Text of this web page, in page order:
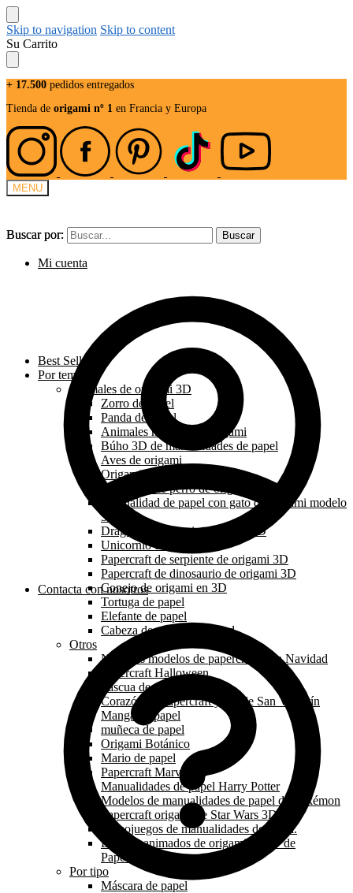
Skip to navigation Skip to content
Su Carrito
+ 17.500 pedidos entregados
Tienda de origami nº 1 en Francia y Europa
MENU
Buscar por: Buscar
Mi cuenta
Contacta con nosotros
Buscar por: Buscar
Best Sellers
Por tema
Animales de origami 3D
Zorro de papel
Panda de papel
Animales marinos de origami
Búho 3D de manualidades de papel
Aves de origami
Origami león papercraft 3D
Papercraft de perro de origami 3D
Manualidad de papel con gato de origami modelo
3d
Dragón de origami papercraft 3D
Unicornio de papel
Papercraft de serpiente de origami 3D
Papercraft de dinosaurio de origami 3D
Conejo de origami en 3D
Tortuga de papel
Elefante de papel
Cabeza de animal de pared
Otros
Nuestros modelos de papercraft para Navidad
Papercraft Halloween
Pascua de papel
Corazón de papercraft y día de San Valentín
Manga de papel
muñeca de papel
Origami Botánico
Mario de papel
Papercraft Marvel
Manualidades de papel Harry Potter
Modelos de manualidades de papel de Pokémon
Papercraft origami de Star Wars 3D
Videojuegos de manualidades de papel.
Dibujos animados de origami en 3D de
Papercraft
Por tipo
Máscara de papel